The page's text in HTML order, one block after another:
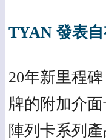
TYAN 發表
20年新里程
牌的附加介
陣列卡系列